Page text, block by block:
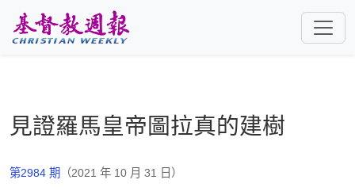
見證羅馬皇帝圖拉真的建樹
第2984 期 （2021 年 10 月 31 日）